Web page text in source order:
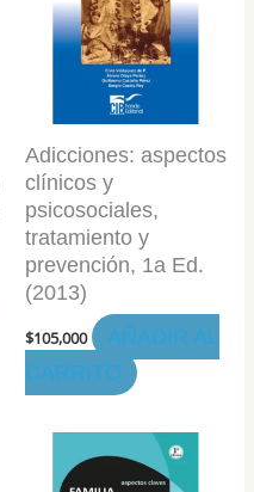
Adicciones: aspectos
clínicos y
psicosociales,
tratamiento y
prevención, 1a Ed.
(2013)
$105,000
AÑADIR AL
CARRITO